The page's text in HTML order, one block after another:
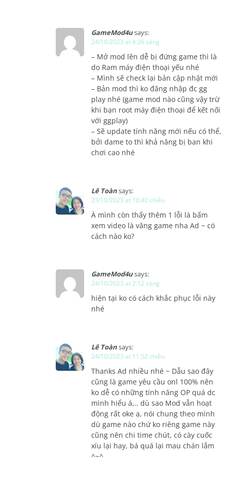
GameMod4usays:
24/10/2023 at 4:26 sáng
– Mở mod lên dễ bị đứng game thì là
do Ram máy điện thoại yếu nhé
– Mình sẽ check lại bản cập nhật mới
– Bản mod thì ko đăng nhập đc gg
play nhé (game mod nào cũng vậy trừ
khi bạn root máy điện thoại để kết nối
với ggplay)
– Sẽ update tính năng mới nếu có thể,
bởi dame to thì khả năng bị ban khi
chơi cao nhé
Lê Toànsays:
23/10/2023 at 10:40 chiều
À mình còn thấy thêm 1 lỗi là bấm
xem video là văng game nha Ad ~ có
cách nào ko?
GameMod4usays:
24/10/2023 at 2:52 sáng
hiện tại ko có cách khắc phục lỗi này
nhé
Lê Toànsays:
24/10/2023 at 11:52 chiều
Thanks Ad nhiều nhé ~ Dẫu sao đây
cũng là game yêu cầu onl 100% nên
ko dễ có những tính năng OP quá dc
mình hiểu á,.. dù sao Mod vẫn hoạt
động rất oke ạ, nói chung theo mình
dù game nào chứ ko riêng game này
cũng nên chi time chút, có cày cuốc
xíu lại hay, bá quá lại mau chán lắm
^~^